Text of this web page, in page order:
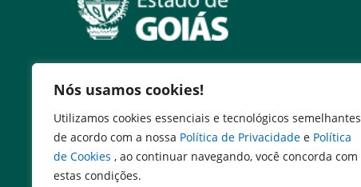
Nós usamos cookies!
Utilizamos cookies essenciais e tecnológicos semelhantes
de acordo com a nossa Política de Privacidade e Política
de Cookies , ao continuar navegando, você concorda com
estas condições.
Serviços
Consultar DARE Pago
Emissão DARE
Cadastro de Transporte Regular